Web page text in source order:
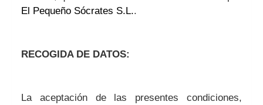
El Pequeño Sócrates S.L..
RECOGIDA DE DATOS:
La aceptación de las presentes condiciones,